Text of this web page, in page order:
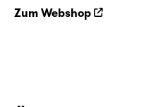
Zum Webshop